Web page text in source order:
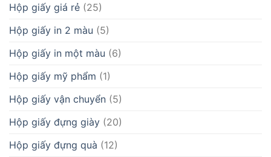
Hộp giấy giá rẻ (25)
Hộp giấy in 2 màu (5)
Hộp giấy in một màu (6)
Hộp giấy mỹ phẩm (1)
Hộp giấy vận chuyển (5)
Hộp giấy đựng giày (20)
Hộp giấy đựng quà (12)